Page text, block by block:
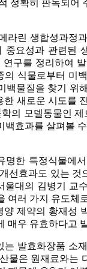
정확히 판독되어
라린 생합성과정
중요성과 관련된
구를 정리하여
식물로부터 미
백물질을 찾기 위
새로운 시도를
의 모델동물인
효과를 살펴볼
명한 특정식물에
선효과도 있는 것
대의 김병기 교
여러 가지 유도체
제약의 황재성
매우 유효하다고
발효화장품 소
물은 원재료와는